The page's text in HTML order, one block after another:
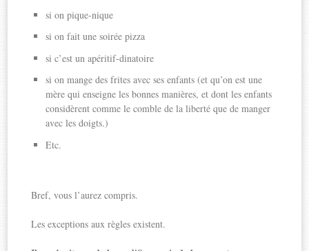
si on pique-nique
si on fait une soirée pizza
si c’est un apéritif-dinatoire
si on mange des frites avec ses enfants (et qu’on est une
mère qui enseigne les bonnes manières, et dont les enfants
considèrent comme le comble de la liberté que de manger
avec les doigts.)
Etc.
Bref, vous l’aurez compris.
Les exceptions aux règles existent.